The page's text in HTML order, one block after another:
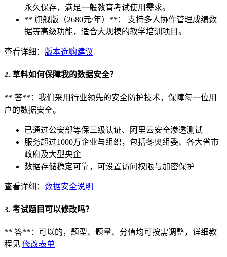
永久保存，满足一般教育考试使用需求。
** 旗舰版（2680元/年）**： 支持多人协作管理成绩数
据等高级功能，适合大规模的教学培训项目。
查看详细： 版本选购建议
2. 草料如何保障我的数据安全？
** 答**：我们采用行业领先的安全防护技术，保障每一位用
户的数据安全。
已通过公安部等保三级认证、阿里云安全渗透测试
服务超过1000万企业与组织，包括冬奥组委、各大省市
政府及大型央企
数据存储稳定可靠，可设置访问权限与加密保护
查看详细： 数据安全说明
3. 考试题目可以修改吗？
** 答**：可以的，题型、题量、分值均可按需调整，详细教
程见 修改表单